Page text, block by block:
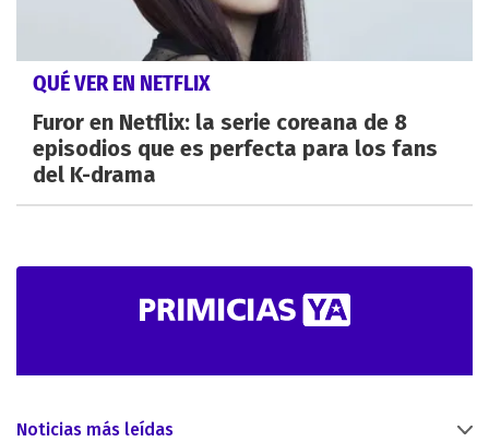
QUÉ VER EN NETFLIX
Furor en Netflix: la serie coreana de 8
episodios que es perfecta para los fans
del K-drama
Noticias más leídas